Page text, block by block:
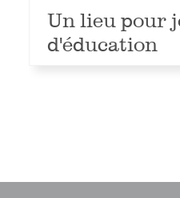
Un lieu pour
d'éducation